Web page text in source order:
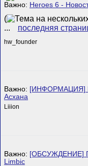
Важно: Heroes 6 -
(
...
последняя
hw_founder
Важно: [ИНФОРМАЦИЯ]
Асхана
Liiion
Важно: [ОБСУЖДЕНИЕ]
Limbic